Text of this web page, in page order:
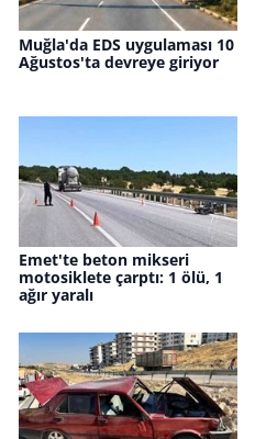
Muğla'da EDS uygulaması 10
Ağustos'ta devreye giriyor
Emet'te beton mikseri
motosiklete çarptı: 1 ölü, 1
ağır yaralı